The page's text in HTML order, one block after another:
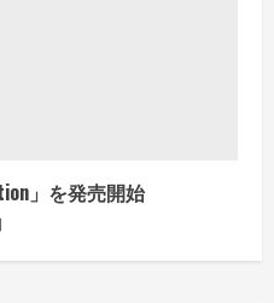
」を発売開始